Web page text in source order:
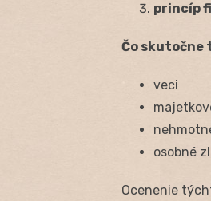
princíp
Čo skutočne
veci
osobné
Ocenenie